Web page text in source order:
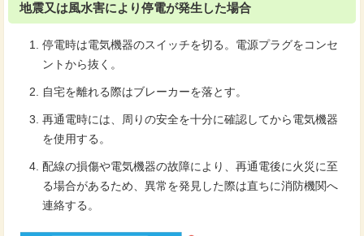
地震又は風水害により停電が発生した場合
停電時は電気機器のスイッチを切る。電源プラグをコンセ
ントから抜く。
自宅を離れる際はブレーカーを落とす。
再通電時には、周りの安全を十分に確認してから電気機器
を使用する。
配線の損傷や電気機器の故障により、再通電後に火災に至
る場合があるため、異常を発見した際は直ちに消防機関へ
連絡する。